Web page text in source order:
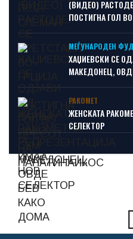
(ВИДЕО)
ПОСТИГНА ГОЛ
МЕЃУНАРОДЕН
ХАЏИЕВСКИ СЕ
МАКЕДОНЕЦ,
РАКОМЕТ
ЖЕНСКАТА
СЕЛЕКТОР